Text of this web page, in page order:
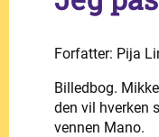
Forfatter: Pija
Billedbog.
den vil hverken
vennen Mano.